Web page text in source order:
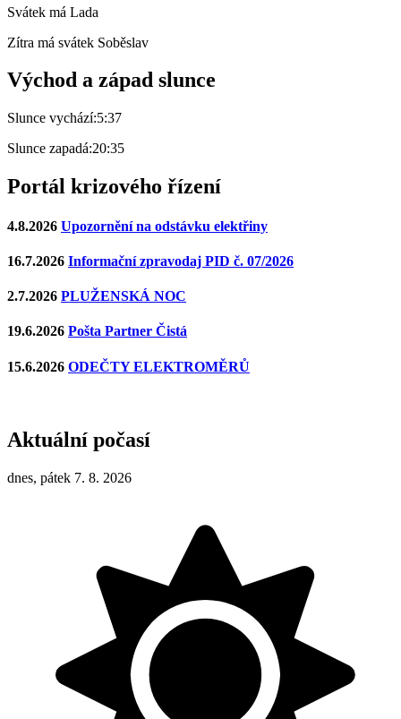
Svátek má Lada
Zítra má svátek Soběslav
Východ a západ slunce
Slunce vychází:5:37
Slunce zapadá:20:35
Portál krizového řízení
4.8.2026 Upozornění na odstávku elektřiny
16.7.2026 Informační zpravodaj PID č. 07/2026
2.7.2026 PLUŽENSKÁ NOC
19.6.2026 Pošta Partner Čistá
15.6.2026 ODEČTY ELEKTROMĚRŮ
Aktuální počasí
dnes, pátek 7. 8. 2026